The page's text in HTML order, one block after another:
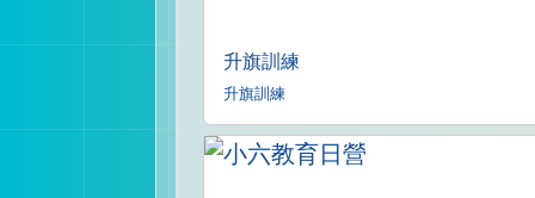
升旗訓練
升旗訓練